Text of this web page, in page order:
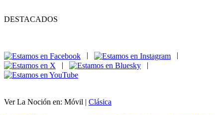
DESTACADOS
|
|
Ver La Noción en: Móvil | Clásica